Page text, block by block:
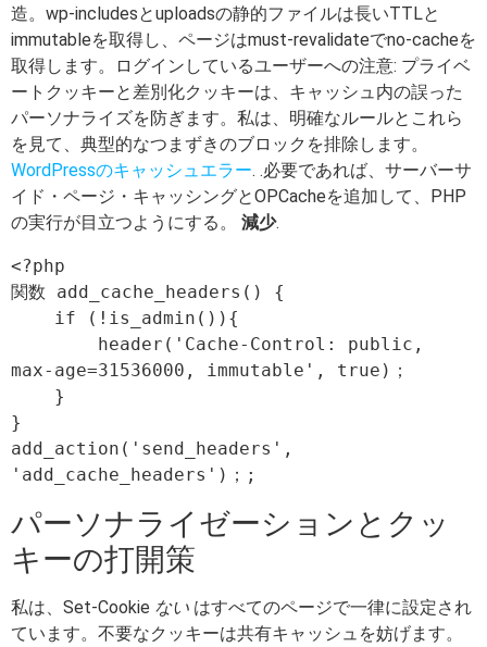
造。wp-includesとuploadsの静的ファイルは長いTTLと
immutableを取得し、ページはmust-revalidateでno-cacheを
取得します。ログインしているユーザーへの注意: プライベ
ートクッキーと差別化クッキーは、キャッシュ内の誤った
パーソナライズを防ぎます。私は、明確なルールとこれら
を見て、典型的なつまずきのブロックを排除します。
WordPressのキャッシュエラー. .必要であれば、サーバーサ
イド・ページ・キャッシングとOPCacheを追加して、PHP
の実行が目立つようにする。 減少.
<?php
関数 add_cache_headers() {
max-age=31536000, immutable', true)；
}
add_action('send_headers',
パーソナライゼーションとクッ
キーの打開策
私は、Set-Cookie ない はすべてのページで一律に設定され
ています。不要なクッキーは共有キャッシュを妨げます。